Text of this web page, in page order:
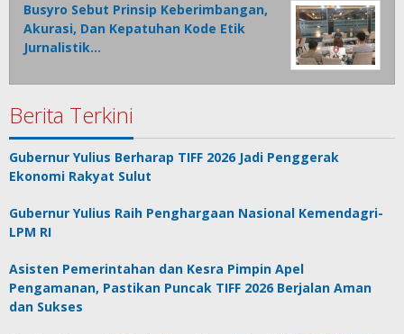
Busyro Sebut Prinsip Keberimbangan,
Akurasi, Dan Kepatuhan Kode Etik
Jurnalistik…
Berita Terkini
Gubernur Yulius Berharap TIFF 2026 Jadi Penggerak
Ekonomi Rakyat Sulut
Gubernur Yulius Raih Penghargaan Nasional Kemendagri-
LPM RI
Asisten Pemerintahan dan Kesra Pimpin Apel
Pengamanan, Pastikan Puncak TIFF 2026 Berjalan Aman
dan Sukses